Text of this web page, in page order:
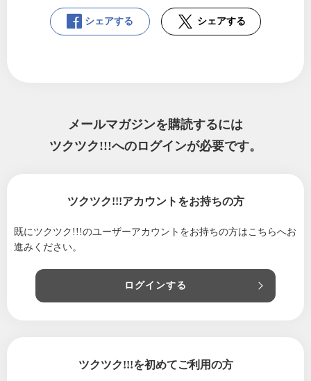
シェアする シェアする
メールマガジンを購読するには
ツクツク!!!へのログインが必要です。
ツクツク!!!アカウントをお持ちの方
既にツクツク!!!のユーザーアカウントをお持ちの方はこちらへお
進みください。
ログインする
ツクツク!!!を初めてご利用の方